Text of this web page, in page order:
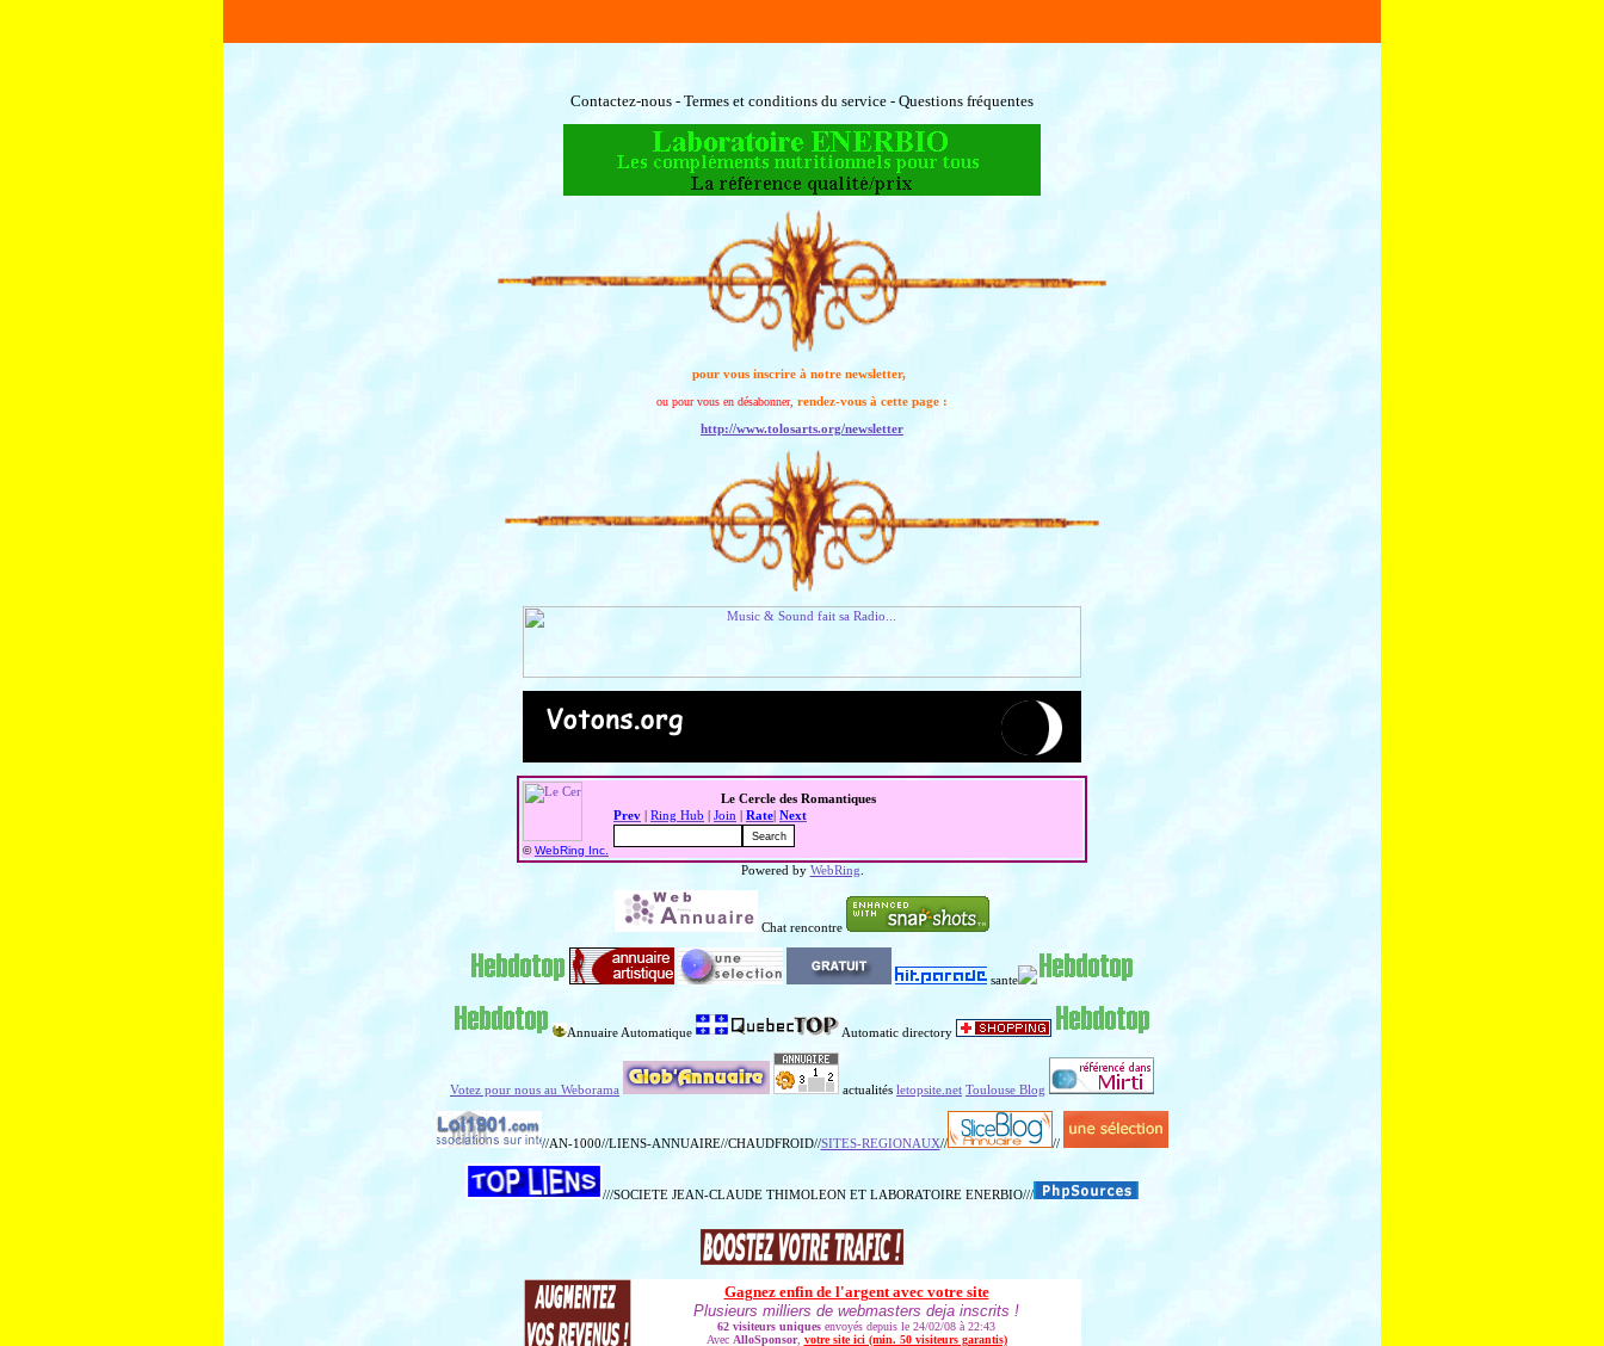
Contactez-nous - Termes et conditions du service - Questions fréquentes
pour vous inscrire à notre newsletter,
ou pour vous en désabonner, rendez-vous à cette page :
http://www.tolosarts.org/newsletter
©WebRing Inc.
Le Cercle des Romantiques
Prev
Ring Hub Join Rate Next
Powered by WebRing.
Chat rencontre
sante
Annuaire Automatique Automatic directory
Votez pour nous au Weborama actualités letopsite.net Toulouse Blog
//AN-1000//LIENS-ANNUAIRE//CHAUDFROID//SITES-REGIONAUX// //
///SOCIETE JEAN-CLAUDE THIMOLEON ET LABORATOIRE ENERBIO///